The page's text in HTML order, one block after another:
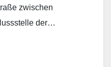
zwischen
der…